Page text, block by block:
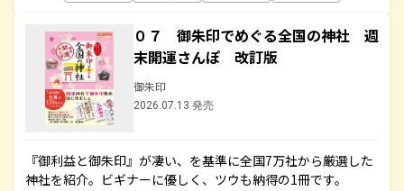
０７ 御朱印でめぐる全国の神社 週
末開運さんぽ 改訂版
御朱印
2026.07.13 発売
『御利益と御朱印』が凄い、を基準に全国7万社から厳選した
神社を紹介。ビギナーに優しく、ツウも納得の1冊です。